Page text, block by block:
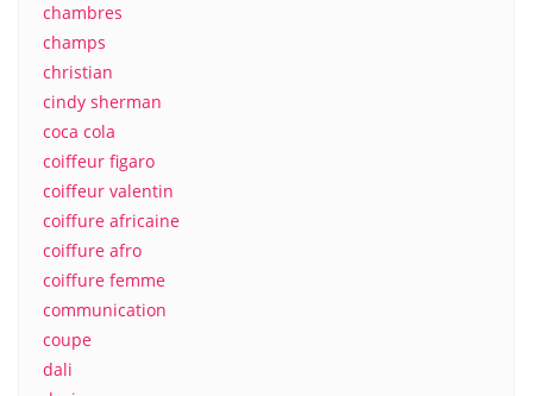
chambres
champs
christian
cindy sherman
coca cola
coiffeur figaro
coiffeur valentin
coiffure africaine
coiffure afro
coiffure femme
communication
coupe
dali